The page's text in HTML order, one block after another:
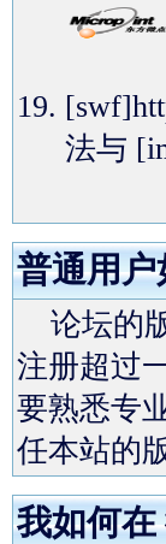
法与
普通用
论坛的
注册超过
要熟悉专
任本站的
我如何在